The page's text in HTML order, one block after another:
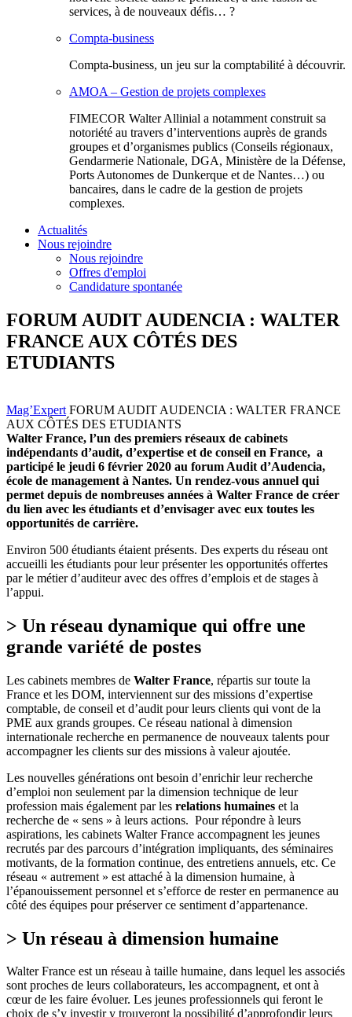
services, à de nouveaux défis… ?
Compta-business
Compta-business, un jeu sur la comptabilité à découvrir.
AMOA – Gestion de projets complexes
FIMECOR Walter Allinial a notamment construit sa
notoriété au travers d’interventions auprès de grands
groupes et d’organismes publics (Conseils régionaux,
Gendarmerie Nationale, DGA, Ministère de la Défense,
Ports Autonomes de Dunkerque et de Nantes…) ou
bancaires, dans le cadre de la gestion de projets
complexes.
Actualités
Nous rejoindre
Nous rejoindre
Offres d'emploi
Candidature spontanée
FORUM AUDIT AUDENCIA : WALTER
FRANCE AUX CÔTÉS DES
ETUDIANTS
Mag’Expert FORUM AUDIT AUDENCIA : WALTER FRANCE
AUX CÔTÉS DES ETUDIANTS
Walter France, l’un des premiers réseaux de cabinets
indépendants d’audit, d’expertise et de conseil en France, a
participé le jeudi 6 février 2020 au forum Audit d’Audencia,
école de management à Nantes. Un rendez-vous annuel qui
permet depuis de nombreuses années à Walter France de créer
du lien avec les étudiants et d’envisager avec eux toutes les
opportunités de carrière.
Environ 500 étudiants étaient présents. Des experts du réseau ont
accueilli les étudiants pour leur présenter les opportunités offertes
par le métier d’auditeur avec des offres d’emplois et de stages à
l’appui.
> Un réseau dynamique qui offre une
grande variété de postes
Les cabinets membres de Walter France, répartis sur toute la
France et les DOM, interviennent sur des missions d’expertise
comptable, de conseil et d’audit pour leurs clients qui vont de la
PME aux grands groupes. Ce réseau national à dimension
internationale recherche en permanence de nouveaux talents pour
accompagner les clients sur des missions à valeur ajoutée.
Les nouvelles générations ont besoin d’enrichir leur recherche
d’emploi non seulement par la dimension technique de leur
profession mais également par les relations humaines et la
recherche de « sens » à leurs actions. Pour répondre à leurs
aspirations, les cabinets Walter France accompagnent les jeunes
recrutés par des parcours d’intégration impliquants, des séminaires
motivants, de la formation continue, des entretiens annuels, etc. Ce
réseau « autrement » est attaché à la dimension humaine, à
l’épanouissement personnel et s’efforce de rester en permanence au
côté des équipes pour préserver ce sentiment d’appartenance.
> Un réseau à dimension humaine
Walter France est un réseau à taille humaine, dans lequel les associés
sont proches de leurs collaborateurs, les accompagnent, et ont à
cœur de les faire évoluer. Les jeunes professionnels qui feront le
choix de s’y investir y trouveront la possibilité d’approfondir leurs